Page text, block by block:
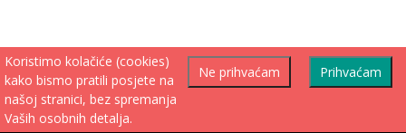
Prihvaćam
Ne prihvaćam
Koristimo kolačiće (cookies)
kako bismo pratili posjete na
našoj stranici, bez spremanja
Vaših osobnih detalja.